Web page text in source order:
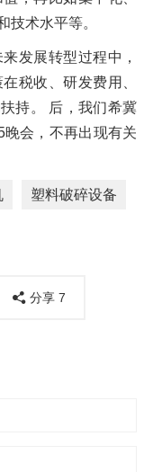
技术水平等。
发展转型过程中，
税收、研发费用、
持。 后，我们希冀
会，不再出现有关
塑料破碎设备
分享 7